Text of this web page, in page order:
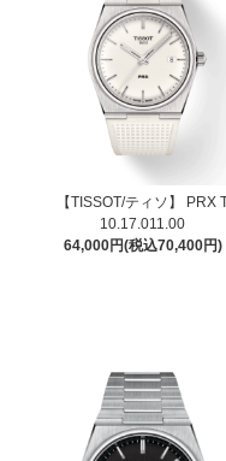
【TISSOT/ティソ】 PRX
10.17.011.00
64,000円(税込70,400円)